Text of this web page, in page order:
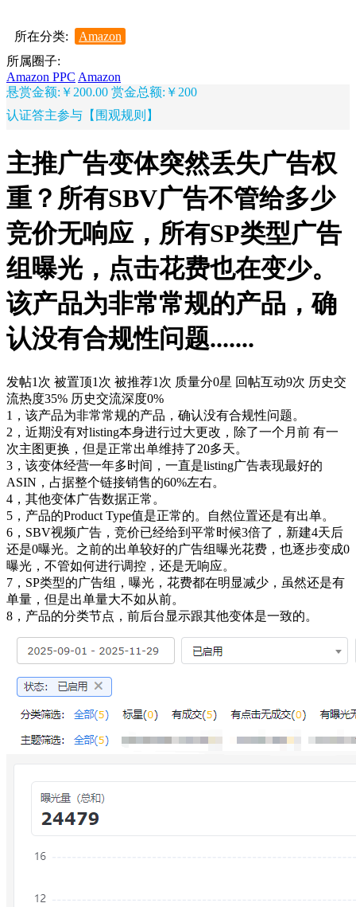
所在分类:
Amazon
所属圈子:
Amazon PPC Amazon
悬赏金额:￥200.00 赏金总额:￥200
认证答主参与【围观规则】
主推广告变体突然丢失广告权
重？所有SBV广告不管给多少
竞价无响应，所有SP类型广告
组曝光，点击花费也在变少。
该产品为非常常规的产品，确
认没有合规性问题.......
发帖1次 被置顶1次 被推荐1次 质量分0星 回帖互动9次 历史交
流热度35% 历史交流深度0%
1，该产品为非常常规的产品，确认没有合规性问题。
2，近期没有对listing本身进行过大更改，除了一个月前 有一
次主图更换，但是正常出单维持了20多天。
3，该变体经营一年多时间，一直是listing广告表现最好的
ASIN，占据整个链接销售的60%左右。
4，其他变体广告数据正常。
5，产品的Product Type值是正常的。自然位置还是有出单。
6，SBV视频广告，竞价已经给到平常时候3倍了，新建4天后
还是0曝光。之前的出单较好的广告组曝光花费，也逐步变成0
曝光，不管如何进行调控，还是无响应。
7，SP类型的广告组，曝光，花费都在明显减少，虽然还是有
单量，但是出单量大不如从前。
8，产品的分类节点，前后台显示跟其他变体是一致的。